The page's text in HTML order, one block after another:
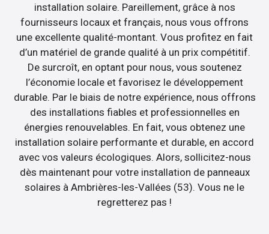
installation solaire. Pareillement, grâce à nos
fournisseurs locaux et français, nous vous offrons
une excellente qualité-montant. Vous profitez en fait
d’un matériel de grande qualité à un prix compétitif.
De surcroît, en optant pour nous, vous soutenez
l’économie locale et favorisez le développement
durable. Par le biais de notre expérience, nous offrons
des installations fiables et professionnelles en
énergies renouvelables. En fait, vous obtenez une
installation solaire performante et durable, en accord
avec vos valeurs écologiques. Alors, sollicitez-nous
dès maintenant pour votre installation de panneaux
solaires à Ambrières-les-Vallées (53). Vous ne le
regretterez pas !